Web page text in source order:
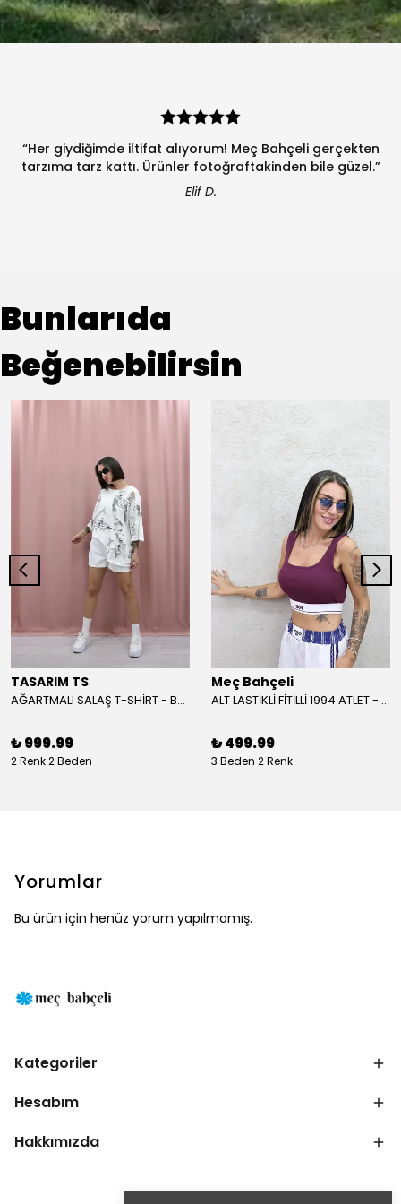
“Her giydiğimde iltifat alıyorum! Meç Bahçeli gerçekten
tarzıma tarz kattı. Ürünler fotoğraftakinden bile güzel.”
Elif D.
Bunlarıda
Beğenebilirsin
TASARIM TS
AĞARTMALI SALAŞ T-SHİRT - BEYAZ
₺ 999.99
2 Renk 2 Beden
Meç Bahçeli
ALT LASTİKLİ FİTİLLİ 1994 ATLET - BORDO
₺ 499.99
3 Beden 2 Renk
Yorumlar
Bu ürün için henüz yorum yapılmamış.
Kategoriler
Hesabım
Hakkımızda